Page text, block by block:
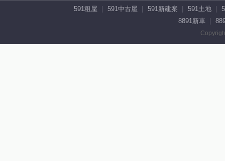
591租屋 591中古屋 591新建案 591土地
8891新車